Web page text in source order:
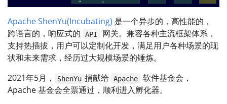
Apache ShenYu(Incubating) 是一个异步的，高性能的，
跨语言的，响应式的
API
网关。兼容各种主流框架体系，
支持热插拔，用户可以定制化开发，满足用户各种场景的现
状和未来需求，经历过大规模场景的锤炼。
2021年5月，
ShenYu 捐献给 Apache
软件基金会，
Apache 基金会全票通过，顺利进入孵化器。